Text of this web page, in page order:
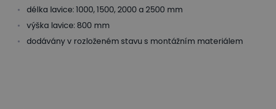
délka lavice: 1000, 1500, 2000 a 2500 mm
výška lavice: 800 mm
dodávány v rozloženém stavu s montážním materiálem